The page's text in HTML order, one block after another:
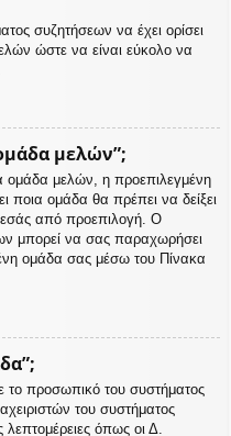
συζητήσεων να έχει ορίσει
ώστε να είναι εύκολο να
μελών”;
μελών, η προεπιλεγμένη
ποια ομάδα θα πρέπει να δείξει
από προεπιλογή. Ο
μπορεί να σας παραχωρήσει
ομάδα σας μέσω του Πίνακα
το προσωπικό του συστήματος
του συστήματος
όπως οι Δ.